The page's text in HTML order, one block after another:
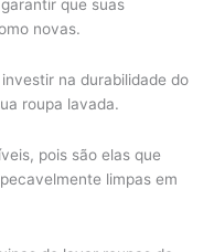
que suas
novas.
na durabilidade do
roupa lavada.
pois são elas que
limpas em